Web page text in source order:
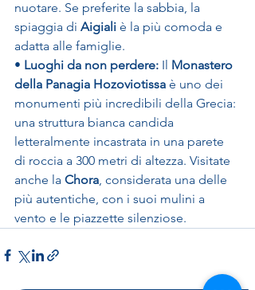
nuotare. Se preferite la sabbia, la
spiaggia di Aigiali è la più comoda e
adatta alle famiglie.
• Luoghi da non perdere: Il Monastero
della Panagia Hozoviotissa è uno dei
monumenti più incredibili della Grecia:
una struttura bianca candida
letteralmente incastrata in una parete
di roccia a 300 metri di altezza. Visitate
anche la Chora, considerata una delle
più autentiche, con i suoi mulini a
vento e le piazzette silenziose.